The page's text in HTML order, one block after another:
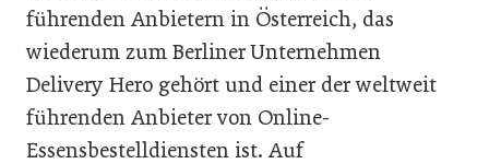
führenden Anbietern in Österreich, das
wiederum zum Berliner Unternehmen
Delivery Hero gehört und einer der weltweit
führenden Anbieter von Online-
Essensbestelldiensten ist. Auf